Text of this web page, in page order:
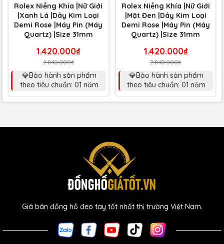
Rolex Niềng Khía |Nữ Giới
|Xanh Lá |Dây Kim Loại
Demi Rose |Máy Pin (Máy
Quartz) |Size 31mm
1.420.000₫
2.840.000₫
💎Bảo hành sản phẩm
theo tiêu chuẩn: 01 năm
Rolex Niềng Khía |Nữ Giới
|Mặt Đen |Dây Kim Loại
Demi Rose |Máy Pin (Máy
Quartz) |Size 31mm
1.420.000₫
2.840.000₫
💎Bảo hành sản phẩm
theo tiêu chuẩn: 01 năm
Giá bán đồng hồ đeo tay tốt nhất thị trường Việt Nam.